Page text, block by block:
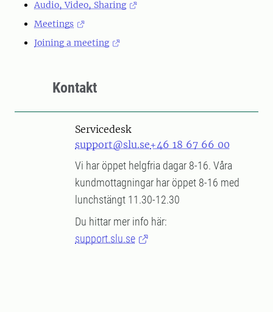
Audio, Video, Sharing
Meetings
Joining a meeting
Kontakt
Servicedesk
support@slu.se+46 18 67 66 00
Vi har öppet helgfria dagar 8-16. Våra
kundmottagningar har öppet 8-16 med
lunchstängt 11.30-12.30
Du hittar mer info här:
support.slu.se